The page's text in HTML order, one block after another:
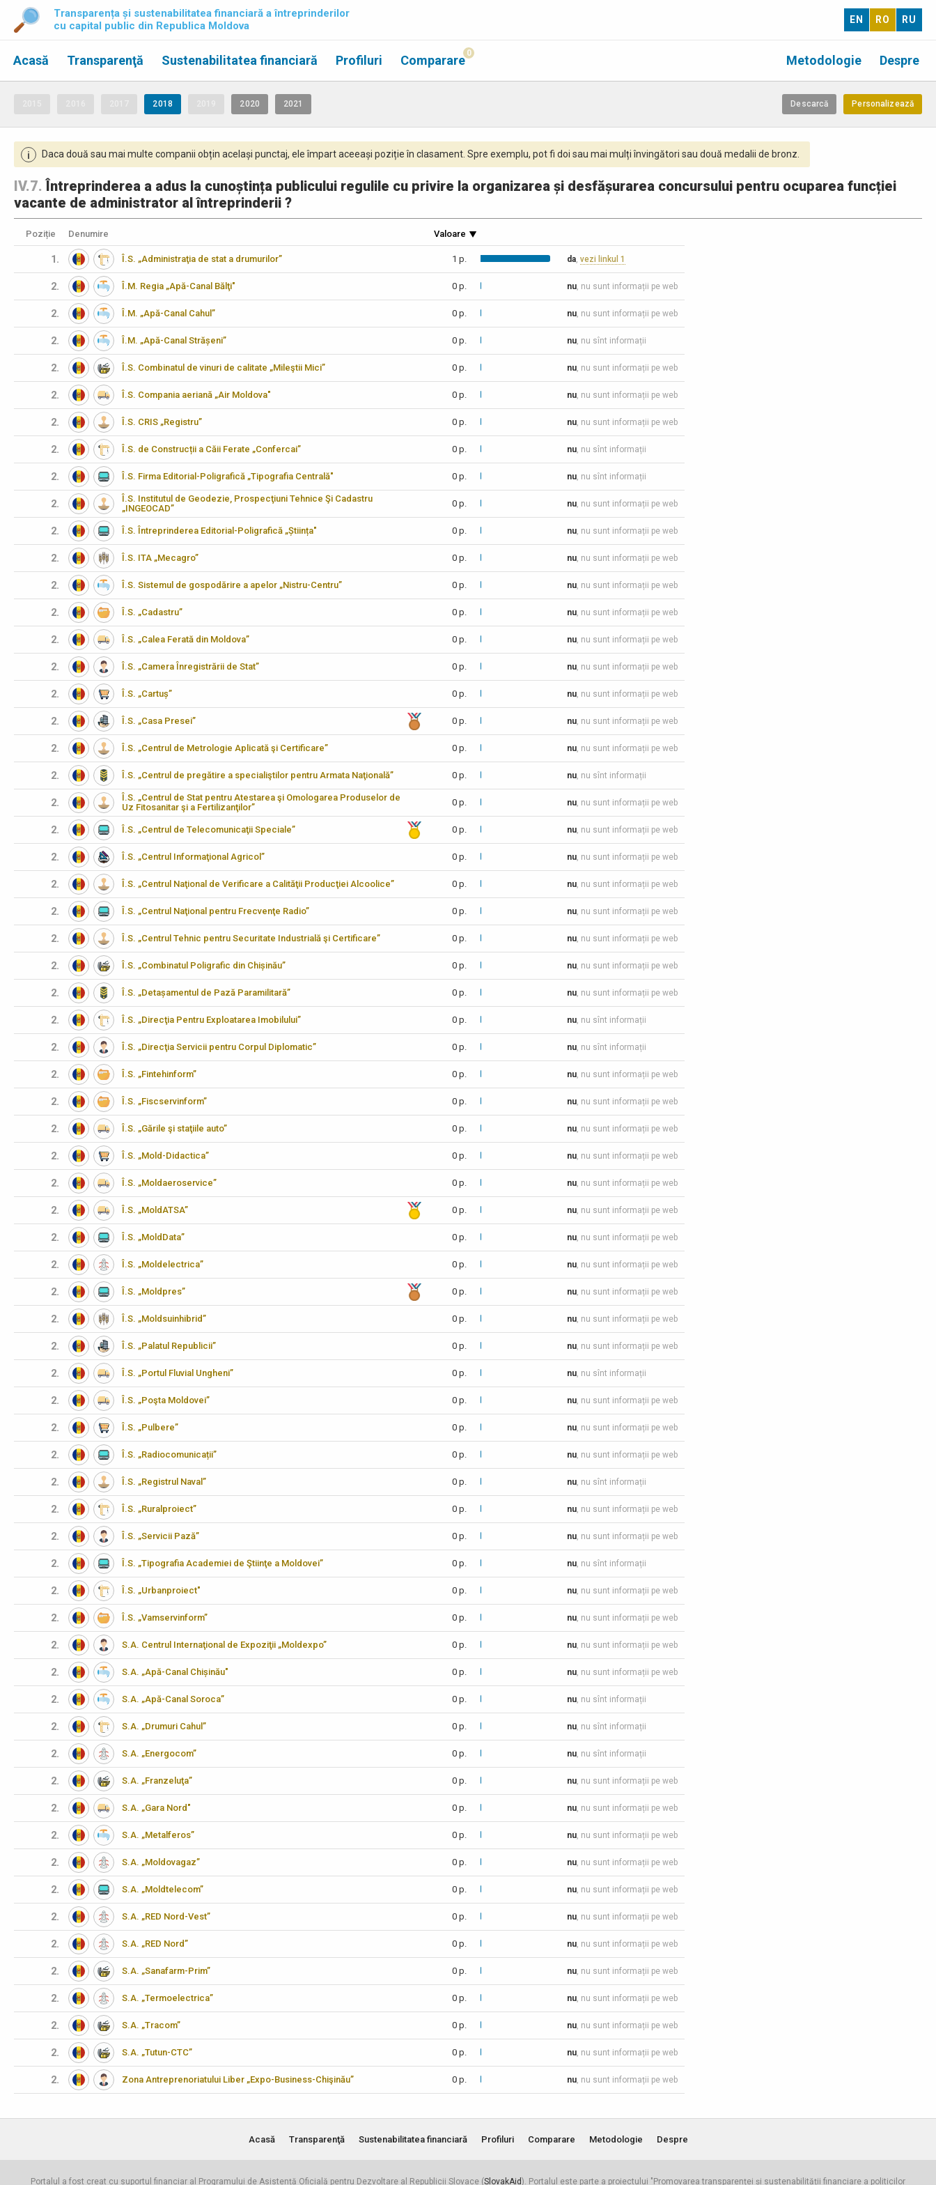
Transparența și sustenabilitatea financiară a întreprinderilor
cu capital public din Republica Moldova
EN RO RU
Acasă Transparenţă Despre
Metodologie
Sustenabilitatea financiară Profiluri Comparare 0
2018 2020 2021 Personalizează
Descarcă
i Daca două sau mai multe companii obțin același punctaj, ele împart aceeași poziție în clasament. Spre exemplu, pot fi doi sau mai mulți învingători sau două medalii de bronz.
IV.7.Întreprinderea a adus la cunoștința publicului regulile cu privire la organizarea și desfășurarea concursului pentru ocuparea funcției
vacante de administrator al întreprinderii ?
Poziție Denumire Valoare
1. Î.S. „Administraţia de stat a drumurilor” 1 p. da, vezi linkul 1
2. Î.M. Regia „Apă-Canal Bălţi" 0 p. nu, nu sunt informații pe web
2. Î.M. „Apă-Canal Cahul” 0 p. nu, nu sunt informații pe web
2. Î.M. „Apă-Canal Strășeni” 0 p. nu, nu sînt informații
2. Î.S. Combinatul de vinuri de calitate „Mileştii Mici” 0 p. nu, nu sunt informații pe web
2. Î.S. Compania aeriană „Air Moldova" 0 p. nu, nu sunt informații pe web
2. Î.S. CRIS „Registru” 0 p. nu, nu sunt informații pe web
2. Î.S. de Construcții a Căii Ferate „Confercai” 0 p. nu, nu sînt informații
2. Î.S. Firma Editorial-Poligrafică „Tipografia Centrală" 0 p. nu, nu sînt informații
2.
Î.S. Institutul de Geodezie, Prospecţiuni Tehnice Şi Cadastru
„INGEOCAD”
0 p. nu, nu sunt informații pe web
2. Î.S. Întreprinderea Editorial-Poligrafică „Știința" 0 p. nu, nu sunt informații pe web
2. Î.S. ITA „Mecagro” 0 p. nu, nu sunt informații pe web
2. Î.S. Sistemul de gospodărire a apelor „Nistru-Centru” 0 p. nu, nu sunt informații pe web
2. Î.S. „Cadastru” 0 p. nu, nu sunt informații pe web
2. Î.S. „Calea Ferată din Moldova” 0 p. nu, nu sunt informații pe web
2. Î.S. „Camera Înregistrării de Stat” 0 p. nu, nu sunt informații pe web
2. Î.S. „Cartuș” 0 p. nu, nu sunt informații pe web
2. Î.S. „Casa Presei” 0 p. nu, nu sunt informații pe web
2. Î.S. „Centrul de Metrologie Aplicată şi Certificare” 0 p. nu, nu sunt informații pe web
2. Î.S. „Centrul de pregătire a specialiştilor pentru Armata Naţională” 0 p. nu, nu sînt informații
2.
Î.S. „Centrul de Stat pentru Atestarea şi Omologarea Produselor de
Uz Fitosanitar şi a Fertilizanţilor”
0 p. nu, nu sunt informații pe web
2. Î.S. „Centrul de Telecomunicaţii Speciale” 0 p. nu, nu sunt informații pe web
2. Î.S. „Centrul Informaţional Agricol” 0 p. nu, nu sunt informații pe web
2. Î.S. „Centrul Naţional de Verificare a Calităţii Producţiei Alcoolice” 0 p. nu, nu sunt informații pe web
2. Î.S. „Centrul Naţional pentru Frecvenţe Radio” 0 p. nu, nu sunt informații pe web
2. Î.S. „Centrul Tehnic pentru Securitate Industrială şi Certificare” 0 p. nu, nu sunt informații pe web
2. Î.S. „Combinatul Poligrafic din Chișinău” 0 p. nu, nu sunt informații pe web
2. Î.S. „Detașamentul de Pază Paramilitară” 0 p. nu, nu sunt informații pe web
2. Î.S. „Direcţia Pentru Exploatarea Imobilului” 0 p. nu, nu sînt informații
2. Î.S. „Direcţia Servicii pentru Corpul Diplomatic” 0 p. nu, nu sînt informații
2. Î.S. „Fintehinform” 0 p. nu, nu sunt informații pe web
2. Î.S. „Fiscservinform” 0 p. nu, nu sunt informații pe web
2. Î.S. „Gările şi staţiile auto” 0 p. nu, nu sunt informații pe web
2. Î.S. „Mold-Didactica” 0 p. nu, nu sunt informații pe web
2. Î.S. „Moldaeroservice” 0 p. nu, nu sunt informații pe web
2. Î.S. „MoldATSA” 0 p. nu, nu sunt informații pe web
2. Î.S. „MoldData” 0 p. nu, nu sunt informații pe web
2. Î.S. „Moldelectrica” 0 p. nu, nu sunt informații pe web
2. Î.S. „Moldpres” 0 p. nu, nu sunt informații pe web
2. Î.S. „Moldsuinhibrid” 0 p. nu, nu sunt informații pe web
2. Î.S. „Palatul Republicii” 0 p. nu, nu sunt informații pe web
2. Î.S. „Portul Fluvial Ungheni” 0 p. nu, nu sînt informații
2. Î.S. „Poşta Moldovei” 0 p. nu, nu sunt informații pe web
2. Î.S. „Pulbere” 0 p. nu, nu sunt informații pe web
2. Î.S. „Radiocomunicații” 0 p. nu, nu sunt informații pe web
2. Î.S. „Registrul Naval” 0 p. nu, nu sînt informații
2. Î.S. „Ruralproiect” 0 p. nu, nu sunt informații pe web
2. Î.S. „Servicii Pază” 0 p. nu, nu sunt informații pe web
2. Î.S. „Tipografia Academiei de Ştiinţe a Moldovei” 0 p. nu, nu sînt informații
2. Î.S. „Urbanproiect" 0 p. nu, nu sunt informații pe web
2. Î.S. „Vamservinform” 0 p. nu, nu sunt informații pe web
2. S.A. Centrul Internaţional de Expoziţii „Moldexpo” 0 p. nu, nu sunt informații pe web
2. S.A. „Apă-Canal Chișinău" 0 p. nu, nu sunt informații pe web
2. S.A. „Apă-Canal Soroca” 0 p. nu, nu sînt informații
2. S.A. „Drumuri Cahul” 0 p. nu, nu sînt informații
2. S.A. „Energocom” 0 p. nu, nu sînt informații
2. S.A. „Franzeluţa” 0 p. nu, nu sunt informații pe web
2. S.A. „Gara Nord" 0 p. nu, nu sunt informații pe web
2. S.A. „Metalferos” 0 p. nu, nu sunt informații pe web
2. S.A. „Moldovagaz” 0 p. nu, nu sunt informații pe web
2. S.A. „Moldtelecom” 0 p. nu, nu sunt informații pe web
2. S.A. „RED Nord-Vest” 0 p. nu, nu sunt informații pe web
2. S.A. „RED Nord” 0 p. nu, nu sunt informații pe web
2. S.A. „Sanafarm-Prim” 0 p. nu, nu sunt informații pe web
2. S.A. „Termoelectrica” 0 p. nu, nu sunt informații pe web
2. S.A. „Tracom” 0 p. nu, nu sunt informații pe web
2. S.A. „Tutun-CTC” 0 p. nu, nu sunt informații pe web
2. Zona Antreprenoriatului Liber „Expo-Business-Chişinău” 0 p. nu, nu sunt informații pe web
Acasă Transparenţă Sustenabilitatea financiară Profiluri Comparare Metodologie Despre
Portalul a fost creat cu suportul financiar al Programului de Asistență Oficială pentru Dezvoltare al Republicii Slovace (SlovakAid ). Portalul este parte a proiectului "Promovarea transparenței și sustenabilității financiare a politicilor